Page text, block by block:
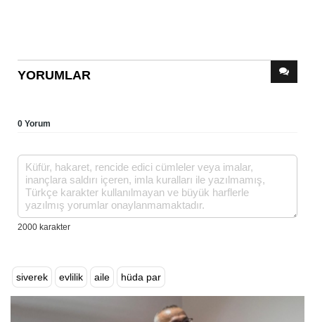
YORUMLAR
0 Yorum
siverek evlilik aile hüda par